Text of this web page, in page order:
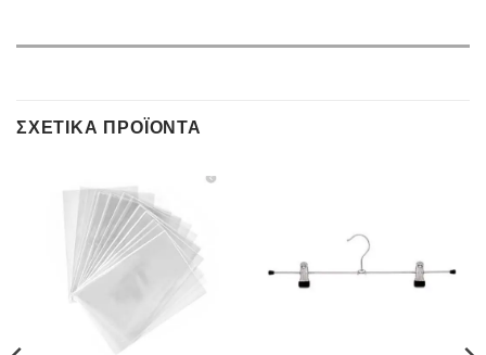
ΣΧΕΤΙΚΆ ΠΡΟΪΌΝΤΑ